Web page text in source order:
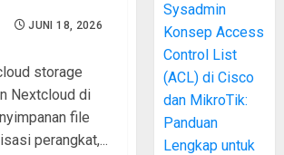
JUNI 18, 2026
storage
Nextcloud di
file
perangkat,...
Sysadmin
Konsep Access
Control List
(ACL) di Cisco
dan MikroTik:
Panduan
Lengkap untuk